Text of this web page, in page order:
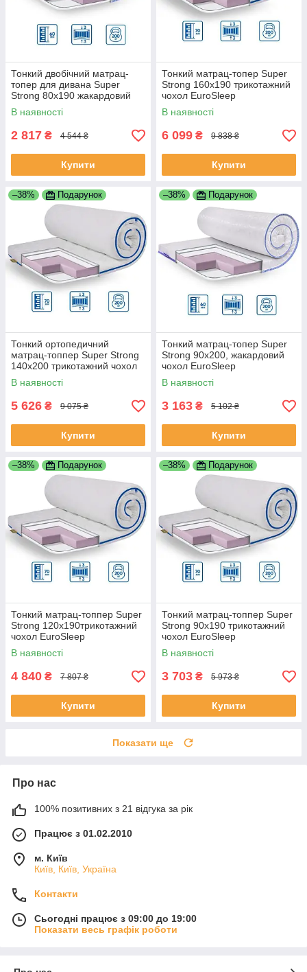
Тонкий двобічний матрац-
топер для дивана Super
Strong 80x190 жакардовий
чохол ТМ EuroSleep
В наявності
2 817 ₴ 4 544 ₴
Купити
Тонкий матрац-топер Super
Strong 160x190 трикотажний
чохол EuroSleep
В наявності
6 099 ₴ 9 838 ₴
Купити
–38% Подарунок
Тонкий ортопедичний
матрац-топпер Super Strong
140x200 трикотажний чохол
EuroSleep
В наявності
5 626 ₴ 9 075 ₴
Купити
–38% Подарунок
Тонкий матрац-топер Super
Strong 90x200, жакардовий
чохол EuroSleep
В наявності
3 163 ₴ 5 102 ₴
Купити
–38% Подарунок
Тонкий матрац-топпер Super
Strong 120x190трикотажний
чохол EuroSleep
В наявності
4 840 ₴ 7 807 ₴
Купити
–38% Подарунок
Тонкий матрац-топпер Super
Strong 90x190 трикотажний
чохол EuroSleep
В наявності
3 703 ₴ 5 973 ₴
Купити
Показати ще
Про нас
100% позитивних з 21 відгука за рік
Працює з 01.02.2010
м. Київ
Київ, Київ, Україна
Контакти
Сьогодні працює з 09:00 до 19:00
Показати весь графік роботи